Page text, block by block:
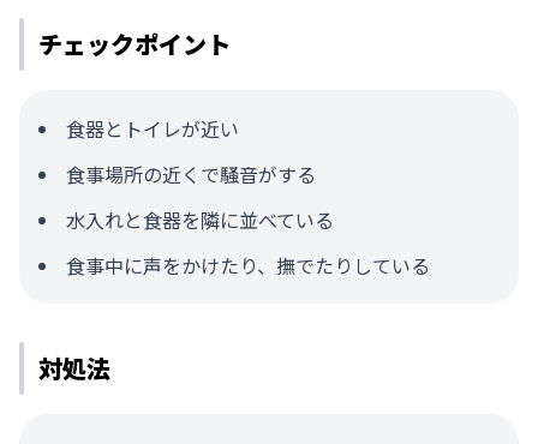
チェックポイント
食器とトイレが近い
食事場所の近くで騒音がする
水入れと食器を隣に並べている
食事中に声をかけたり、撫でたりしている
対処法